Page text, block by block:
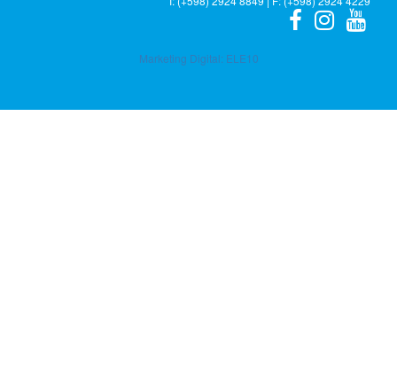
Marketing Digital: ELE10